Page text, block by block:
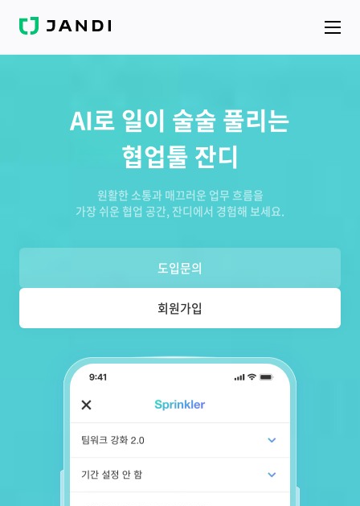
J
N
AI로 일이 술술 풀리는
협업툴 잔디
원활한 소통과 매끄러운 업무 흐름을
가장 쉬운 협업 공간, 잔디에서 경험해 보세요.
도입문의
회원가입